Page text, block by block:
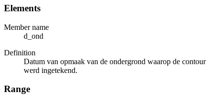
Elements
Member name
d_ond
Definition
Datum van opmaak van de ondergrond waarop de contour
werd ingetekend.
Range